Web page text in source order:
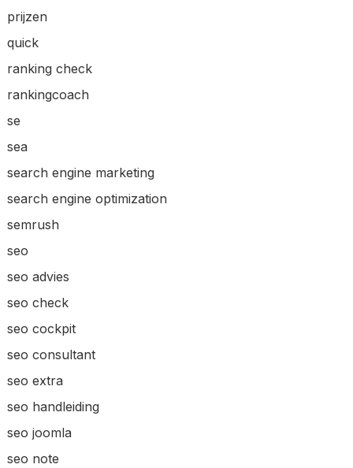
prijzen
quick
ranking check
rankingcoach
se
sea
search engine marketing
search engine optimization
semrush
seo
seo advies
seo check
seo cockpit
seo consultant
seo extra
seo handleiding
seo joomla
seo note